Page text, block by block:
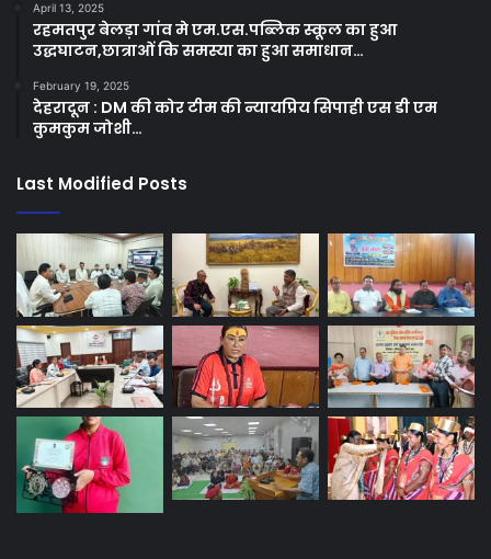
April 13, 2025
रहमतपुर बेलड़ा गांव मे एम.एस.पब्लिक स्कूल का हुआ
उद्धघाटन,छात्राओं कि समस्या का हुआ समाधान…
February 19, 2025
देहरादून : DM की कोर टीम की न्यायप्रिय सिपाही एस डी एम
कुमकुम जोशी…
Last Modified Posts